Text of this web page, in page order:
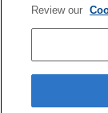
Página de
4-730-255-66(1)
Review our